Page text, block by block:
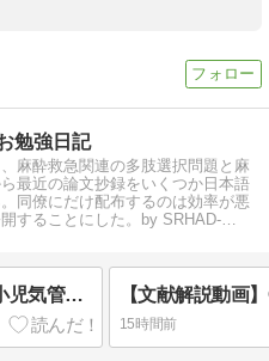
勉強日記
麻酔救急関連の多肢選択問題と麻
最近の論文抄録をいくつか日本語
同僚にだけ配布するのは効率が悪
することにした。by SRHAD-
【アンケートの結果と考察】小児気管挿管チューブのカフ有無に関して
15時間前